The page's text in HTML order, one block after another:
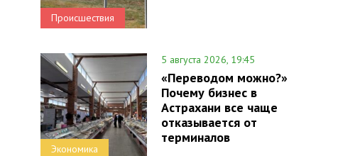
Происшествия
Экономика
5 августа 2026, 19:45
«Переводом можно?»
Почему бизнес в
Астрахани все чаще
отказывается от
терминалов